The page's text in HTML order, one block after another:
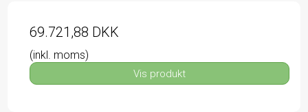
69.721,88 DKK
(inkl. moms)
Vis produkt